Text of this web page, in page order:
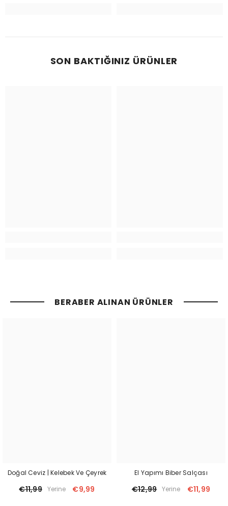
SON BAKTIĞINIZ ÜRÜNLER
BERABER ALINAN ÜRÜNLER
Doğal Ceviz | Kelebek Ve Çeyrek
€11,99 Yerine €9,99
El Yapımı Biber Salçası
€12,99 Yerine €11,99